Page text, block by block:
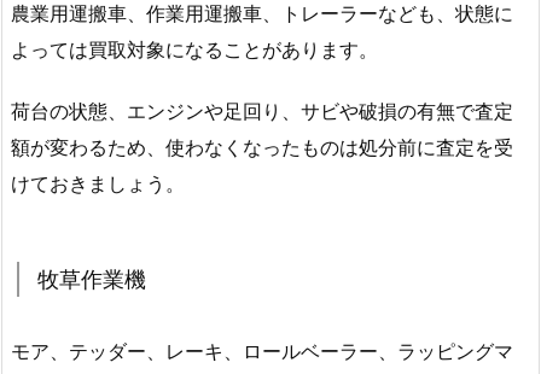
農業用運搬車、作業用運搬車、トレーラーなども、状態に
よっては買取対象になることがあります。
荷台の状態、エンジンや足回り、サビや破損の有無で査定
額が変わるため、使わなくなったものは処分前に査定を受
けておきましょう。
牧草作業機
モア、テッダー、レーキ、ロールベーラー、ラッピングマ